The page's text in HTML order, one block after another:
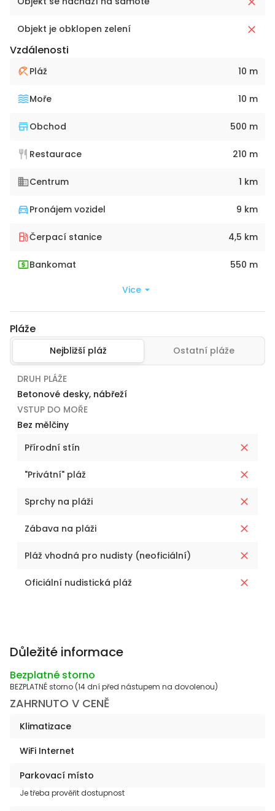
Objekt je obklopen zelení
Vzdálenosti
Pláž 10 m
Moře 10 m
Obchod 500 m
Restaurace 210 m
Centrum 1 km
Pronájem vozidel 9 km
Čerpací stanice 4,5 km
Bankomat 550 m
Vice
Pláže
Nejbližší pláž Ostatní pláže
DRUH PLÁŽE
Betonové desky, nábřeží
VSTUP DO MOŘE
Bez mělčiny
Přírodní stín
"Privátní" pláž
Sprchy na pláži
Zábava na pláži
Pláž vhodná pro nudisty (neoficiální)
Oficiální nudistická pláž
Důležité informace
Bezplatné storno
BEZPLATNÉ storno (14 dní před nástupem na dovolenou)
ZAHRNUTO V CENĚ
Klimatizace
WiFi Internet
Parkovací místo
Je třeba prověřit dostupnost